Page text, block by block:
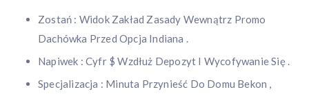
Zostań : Widok Zakład Zasady Wewnątrz Promo
Dachówka Przed Opcja Indiana .
Napiwek : Cyfr $ Wzdłuż Depozyt I Wycofywanie Się .
Specjalizacja : Minuta Przynieść Do Domu Bekon ,